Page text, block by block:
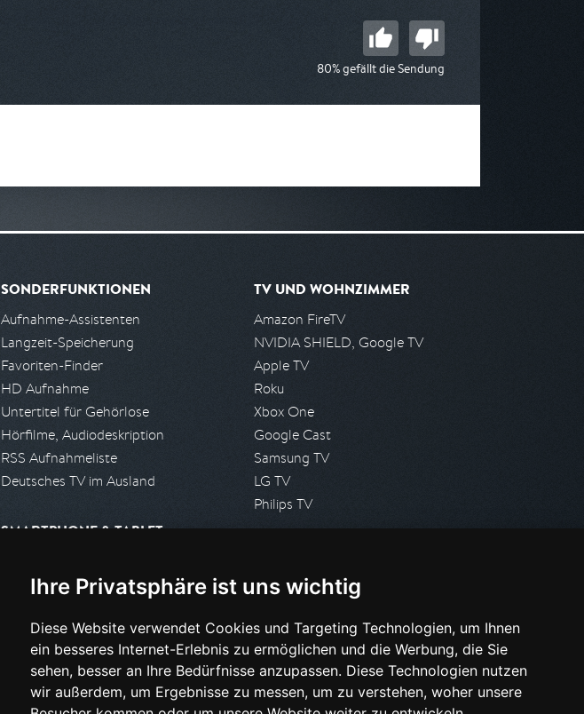
Ihre Privatsphäre ist uns wichtig
Diese Website verwendet Cookies und Targeting Technologien, um Ihnen
ein besseres Internet-Erlebnis zu ermöglichen und die Werbung, die Sie
sehen, besser an Ihre Bedürfnisse anzupassen. Diese Technologien nutzen
wir außerdem, um Ergebnisse zu messen, um zu verstehen, woher unsere
80% gefällt die Sendung
SONDERFUNKTIONEN
Aufnahme-Assistenten
Langzeit-Speicherung
Favoriten-Finder
HD Aufnahme
Untertitel für Gehörlose
Hörfilme, Audiodeskription
RSS Aufnahmeliste
Deutsches TV im Ausland
SMARTPHONE & TABLET
Android App
PARTNER
Partnerliste
Partner werden
TV UND WOHNZIMMER
Amazon FireTV
NVIDIA SHIELD, Google TV
Apple TV
Roku
Xbox One
Google Cast
Samsung TV
LG TV
Philips TV
Presseanfrage stellen
HILFE & SUPPORT
Häufig gestellte Fragen
Anfrage stellen